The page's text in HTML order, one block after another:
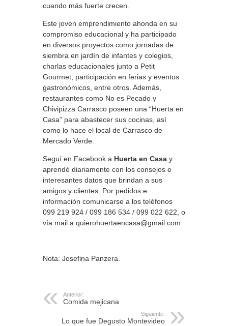
cuando más fuerte crecen.
Este joven emprendimiento ahonda en su
compromiso educacional y ha participado
en diversos proyectos como jornadas de
siembra en jardín de infantes y colegios,
charlas educacionales junto a Petit
Gourmet, participación en ferias y eventos
gastronómicos, entre otros. Además,
restaurantes como No es Pecado y
Chivipizza Carrasco poseen una “Huerta en
Casa” para abastecer sus cocinas, así
como lo hace el local de Carrasco de
Mercado Verde.
Seguí en Facebook a Huerta en Casa y
aprendé diariamente con los consejos e
interesantes datos que brindan a sus
amigos y clientes. Por pedidos e
información comunicarse a los teléfonos
099 219 924 / 099 186 534 / 099 022 622, o
vía mail a quierohuertaencasa@gmail.com
Nota: Josefina Panzera.
Anterior:
Comida mejicana
Siguiente:
Lo que fue Degusto Montevideo